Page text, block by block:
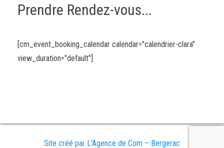
Prendre Rendez-vous...
[cm_event_booking_calendar calendar="calendrier-clara"
view_duration="default"]
Site créé par L'Agence de Com – Bergerac